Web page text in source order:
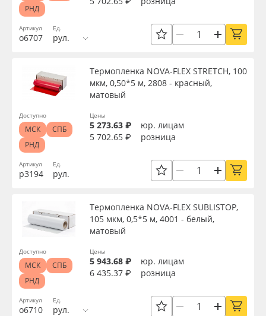
Артикул
о6707
Ед.
рул.
РНД
Артикул
р3194
Термопленка NOVA-FLEX STRETCH, 100
мкм, 0,50*5 м, 2808 - красный,
матовый
Ед.
рул.
Цены
5 273.63 ₽
юр. лицам
5 702.65 ₽
розница
Доступно
МСК
СПБ
РНД
Артикул
о6710
Термопленка NOVA-FLEX SUBLISTOP,
105 мкм, 0,5*5 м, 4001 - белый,
матовый
Ед.
рул.
Цены
5 943.68 ₽
юр. лицам
6 435.37 ₽
розница
Доступно
МСК
СПБ
РНД